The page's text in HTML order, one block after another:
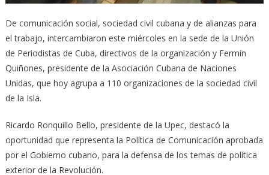
De comunicación social, sociedad civil cubana y de alianzas para
el trabajo, intercambiaron este miércoles en la sede de la Unión
de Periodistas de Cuba, directivos de la organización y Fermín
Quiñones, presidente de la Asociación Cubana de Naciones
Unidas, que hoy agrupa a 110 organizaciones de la sociedad civil
de la Isla.
Ricardo Ronquillo Bello, presidente de la Upec, destacó la
oportunidad que representa la Política de Comunicación aprobada
por el Gobierno cubano, para la defensa de los temas de política
exterior de la Revolución.